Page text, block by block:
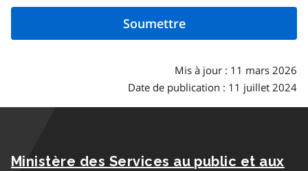
Mis à jour : 11 mars 2026
Date de publication : 11 juillet 2024
Ministère des Services au public et aux